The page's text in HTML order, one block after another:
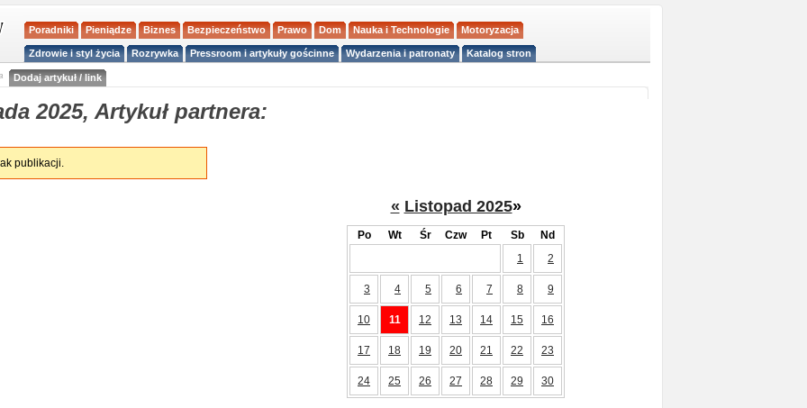
Poradniki Pieniądze Biznes Bezpieczeństwo Prawo Dom Nauka i Technologie Motoryzacja
Zdrowie i styl życia Rozrywka Pressroom i artykuły gościnne Wydarzenia i patronaty Katalog stron
Dodaj artykuł / link
2025, Artykuł partnera:
publikacji.
« Listopad 2025»
Po Wt Śr Czw Pt Sb
Nd
1
2
3 4 5 6 7 8 9
10 11 12 13 14 15 16
17 18 19 20 21 22 23
24 25 26 27 28 29 30